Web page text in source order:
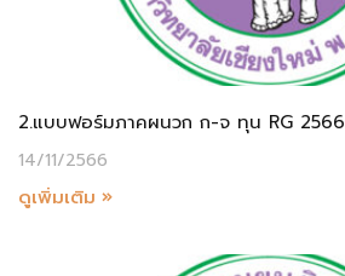
2.แบบฟอร์มภาคผนวก ก-จ ทุน RG 2566
14/11/2566
ดูเพิ่มเติม »